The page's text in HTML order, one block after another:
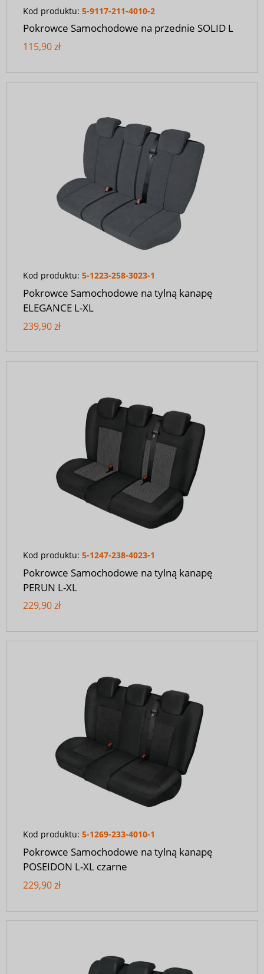
Kod produktu: 5-9117-211-4010-2
Pokrowce Samochodowe na przednie SOLID L
115,90 zł
Kod produktu: 5-1223-258-3023-1
Pokrowce Samochodowe na tylną kanapę
ELEGANCE L-XL
239,90 zł
Kod produktu: 5-1247-238-4023-1
Pokrowce Samochodowe na tylną kanapę
PERUN L-XL
229,90 zł
Kod produktu: 5-1269-233-4010-1
Pokrowce Samochodowe na tylną kanapę
POSEIDON L-XL czarne
229,90 zł